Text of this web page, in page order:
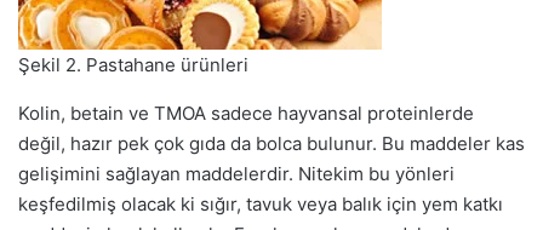
Şekil 2. Pastahane ürünleri
Kolin, betain ve TMOA sadece hayvansal proteinlerde
değil, hazır pek çok gıda da bolca bulunur. Bu maddeler kas
gelişimini sağlayan maddelerdir. Nitekim bu yönleri
keşfedilmiş olacak ki sığır, tavuk veya balık için yem katkı